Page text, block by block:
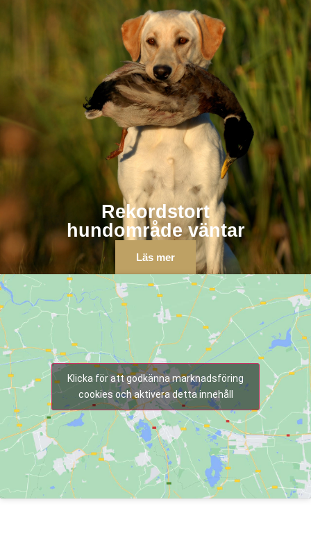
Rekordstort
hundområde väntar
Läs mer
Klicka för att godkänna marknadsföring
cookies och aktivera detta innehåll